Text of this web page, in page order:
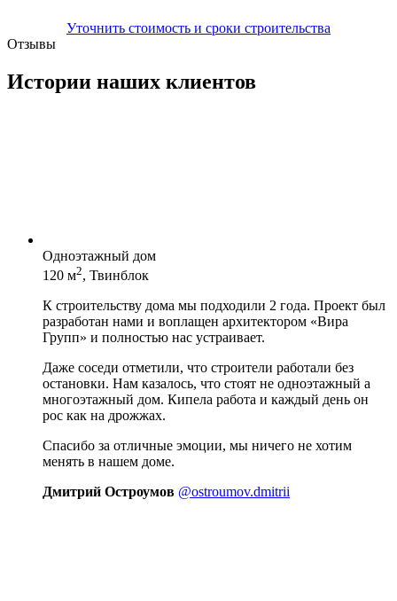
Уточнить стоимость и сроки строительства
Отзывы
Истории наших клиентов
Одноэтажный дом
120 м2, Твинблок
К строительству дома мы подходили 2 года. Проект был
разработан нами и воплащен архитектором «Вира
Групп» и полностью нас устраивает.
Даже соседи отметили, что строители работали без
остановки. Нам казалось, что стоят не одноэтажный а
многоэтажный дом. Кипела работа и каждый день он
рос как на дрожжах.
Спасибо за отличные эмоции, мы ничего не хотим
менять в нашем доме.
Дмитрий Остроумов @ostroumov.dmitrii